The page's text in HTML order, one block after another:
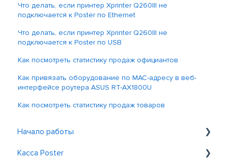
Что делать, если принтер Xprinter Q260lll не
подключается к Poster по Ethernet
Что делать, если принтер Xprinter Q260lll не
подключается к Poster по USB
Как посмотреть статистику продаж официантов
Как привязать оборудование по MAC-адресу в веб-
интерфейсе роутера ASUS RT-AX1800U
Как посмотреть статистику продаж товаров
Начало работы
Знакомство с Poster
Касса Poster